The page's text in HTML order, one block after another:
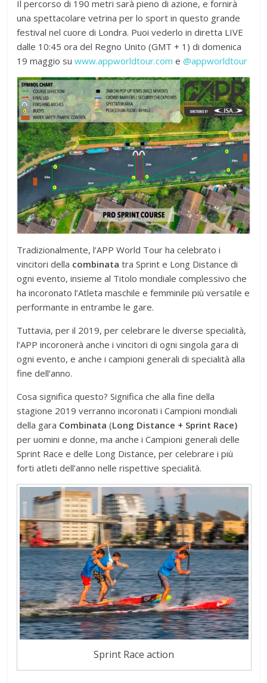
Il percorso di 190 metri sarà pieno di azione, e fornirà
una spettacolare vetrina per lo sport in questo grande
festival nel cuore di Londra. Puoi vederlo in diretta LIVE
dalle 10:45 ora del Regno Unito (GMT + 1) di domenica
19 maggio suwww.appworldtour.com e@appworldtour
Tradizionalmente, l’APP World Tour ha celebrato i
vincitori della combinata tra Sprint e Long Distance di
ogni evento, insieme al Titolo mondiale complessivo che
ha incoronato l’Atleta maschile e femminile più versatile e
performante in entrambe le gare.
Tuttavia, per il 2019, per celebrare le diverse specialità,
l’APP incoronerà anche i vincitori di ogni singola gara di
ogni evento, e anche i campioni generali di specialità alla
fine dell’anno.
Cosa significa questo? Significa che alla fine della
stagione 2019 verranno incoronati i Campioni mondiali
della gara Combinata (Long Distance + Sprint Race)
per uomini e donne, ma anche i Campioni generali delle
Sprint Race e delle Long Distance, per celebrare i più
forti atleti dell’anno nelle rispettive specialità.
Sprint Race action